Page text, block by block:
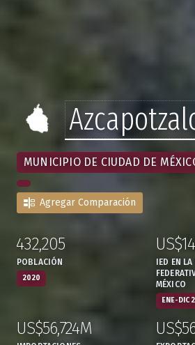
MUNICIPIO DE CIUDAD DE
Agregar Comparación
2020
:432,205,
POBLACIÓN
ENE-DIC
:
IED EN LA
MÉXICO
:US$56,724M :